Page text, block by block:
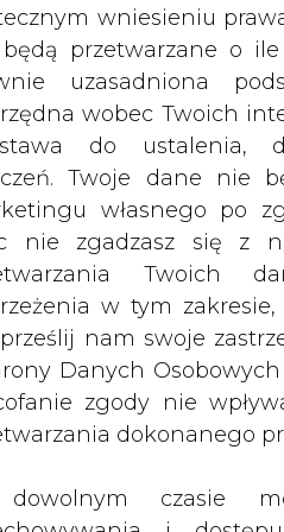
nie zgadzasz się z
Twoich
w tym
nam swoje
Danych
zgody nie
dokonanego
czasie
i
przeglądarki
zgadzasz się na
wystarczy kliknąć
rządu ds.
przewodził. W
procedury
w 2015 roku.
Transformacji (Just
że musi się to
w Ministerstwie
do sektora
gazowym.
Komitetu
za prowadzenie